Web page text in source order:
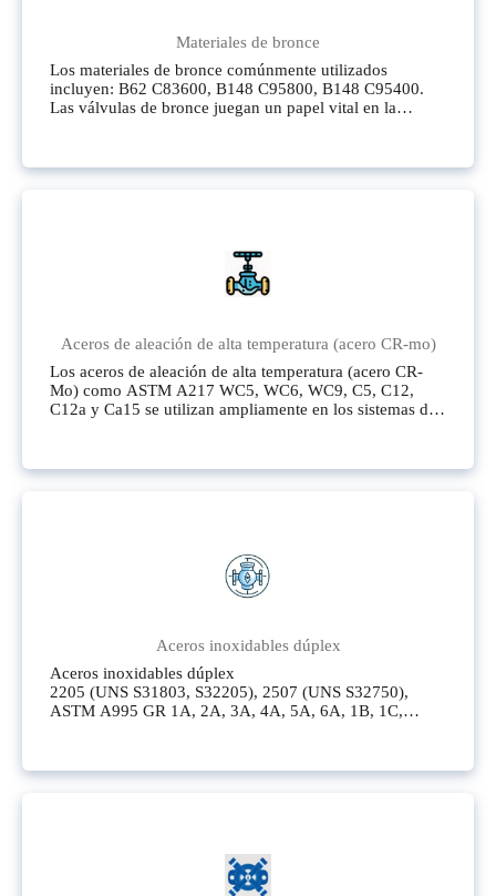
Materiales de bronce
Los materiales de bronce comúnmente utilizados
incluyen: B62 C83600, B148 C95800, B148 C95400.
Las válvulas de bronce juegan un papel vital en la
campos tienen requisitos extremadamente altos para los
Aceros de aleación de alta temperatura (acero CR-mo)
Los aceros de aleación de alta temperatura (acero CR-
Mo) como ASTM A217 WC5, WC6, WC9, C5, C12,
C12a y Ca15 se utilizan ampliamente en los sistemas de
Aceros inoxidables dúplex
Aceros inoxidables dúplex
2205 (UNS S31803, S32205), 2507 (UNS S32750),
ASTM A995 GR 1A, 2A, 3A, 4A, 5A, 6A, 1B, 1C,
Aceros inoxidables súper austeníticos (aceros
254SMO (UNS S31254), F44 (UNS S31254), que es el
mismo como es el mismo como es el mismo asal.